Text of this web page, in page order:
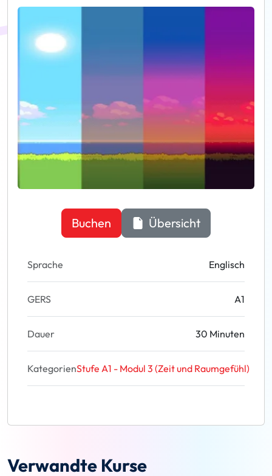
Buchen Übersicht
Sprache Englisch
GERS A1
Dauer 30 Minuten
KategorienStufe A1 - Modul 3 (Zeit und Raumgefühl)
Verwandte Kurse